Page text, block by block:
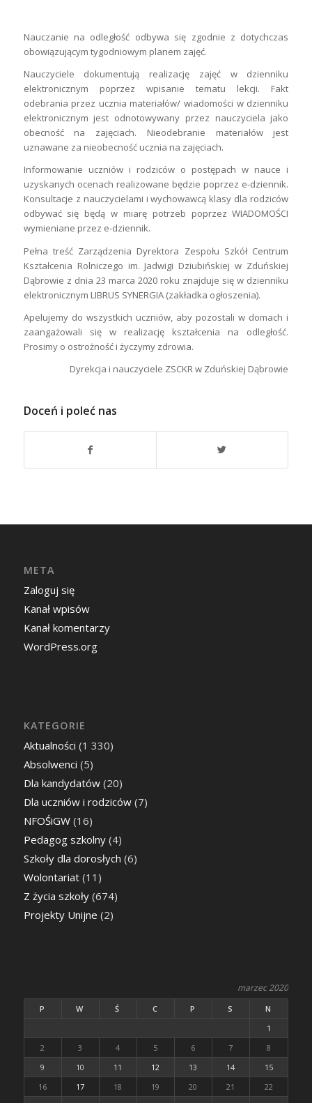
Nauczanie na odległość odbywa się zgodnie z dotychczas
obowiązującym tygodniowym planem zajęć.
Nauczyciele dokumentują realizację zajęć w dzienniku
elektronicznym poprzez wpisanie tematu lekcji. Fakt
odebrania przez ucznia materiałów/ wiadomości w dzienniku
elektronicznym jest odnotowywany przez nauczyciela jako
obecność na zajęciach. Nieodebranie materiałów jest
uznawane za nieobecność ucznia na zajęciach.
Informowanie uczniów i rodziców o postępach w nauce i
uzyskanych ocenach realizowane będzie poprzez e-dziennik.
Konsultacje z nauczycielami i wychowawcą klasy dla rodziców
odbywać się będą w miarę potrzeb poprzez WIADOMOŚCI
wymieniane przez e-dziennik.
Pełna treść Zarządzenia Dyrektora Zespołu Szkół Centrum
Kształcenia Rolniczego im. Jadwigi Dziubińskiej w Zduńskiej
Dąbrowie z dnia 23 marca 2020 roku znajduje się w dzienniku
elektronicznym LIBRUS SYNERGIA (zakładka ogłoszenia).
Apelujemy do wszystkich uczniów, aby pozostali w domach i
zaangażowali się w realizację kształcenia na odległość.
Prosimy o ostrożność i życzymy zdrowia.
Dyrekcja i nauczyciele ZSCKR w Zduńskiej Dąbrowie
Doceń i poleć nas
META
Zaloguj się
Kanał wpisów
Kanał komentarzy
WordPress.org
KATEGORIE
Aktualności (1 330)
Absolwenci (5)
Dla kandydatów(20)
Dla uczniów i rodziców(7)
NFOŚiGW(16)
Pedagog szkolny(4)
Szkoły dla dorosłych (6)
Wolontariat(11)
Z życia szkoły(674)
Projekty Unijne (2)
marzec 2020
P W Ś C P S
N
1
2
3 4 5 6 7
8
9
10 11 12 13 14
15
16
17 18 19 20 21
22